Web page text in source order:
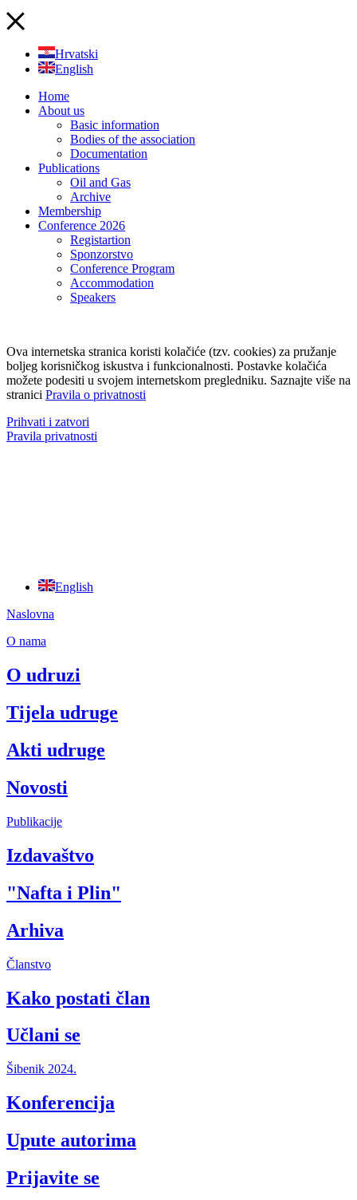
Hrvatski
English
Home
About us
Basic information
Bodies of the association
Documentation
Publications
Oil and Gas
Archive
Membership
Conference 2026
Registartion
Sponzorstvo
Conference Program
Accommodation
Speakers
Ova internetska stranica koristi kolačiće (tzv. cookies) za pružanje
boljeg korisničkog iskustva i funkcionalnosti. Postavke kolačića
možete podesiti u svojem internetskom pregledniku. Saznajte više na
stranici Pravila o privatnosti
Prihvati i zatvori
Pravila privatnosti
English
Naslovna
O nama
O udruzi
Tijela udruge
Akti udruge
Novosti
Publikacije
Izdavaštvo
"Nafta i Plin"
Arhiva
Članstvo
Kako postati član
Učlani se
Šibenik 2024.
Konferencija
Upute autorima
Prijavite se